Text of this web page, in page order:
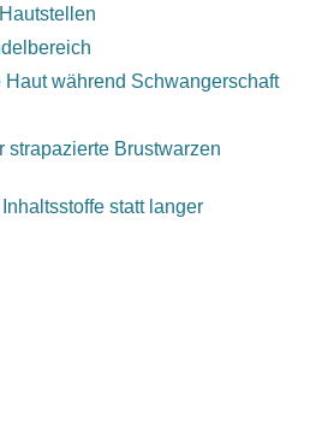
während Schwangerschaft
strapazierte Brustwarzen
statt langer